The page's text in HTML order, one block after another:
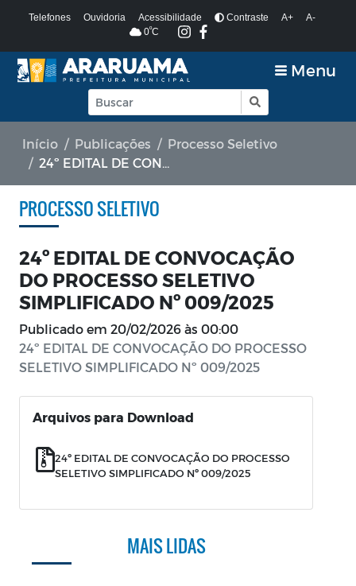
Telefones Ouvidoria Acessibilidade Contraste A+
A-
0ºC
Menu
Início Publicações
Processo Seletivo
24º EDITAL DE CONVOCAÇÃO DO PROCESSO SELETIVO SIMPLIFICADO Nº 009/2025
PROCESSO SELETIVO
24º EDITAL DE CONVOCAÇÃO
DO PROCESSO SELETIVO
SIMPLIFICADO Nº 009/2025
Publicado em 20/02/2026 às 00:00
24º EDITAL DE CONVOCAÇÃO DO PROCESSO
SELETIVO SIMPLIFICADO Nº 009/2025
Arquivos para Download
24º EDITAL DE CONVOCAÇÃO DO PROCESSO
SELETIVO SIMPLIFICADO Nº 009/2025
MAIS LIDAS